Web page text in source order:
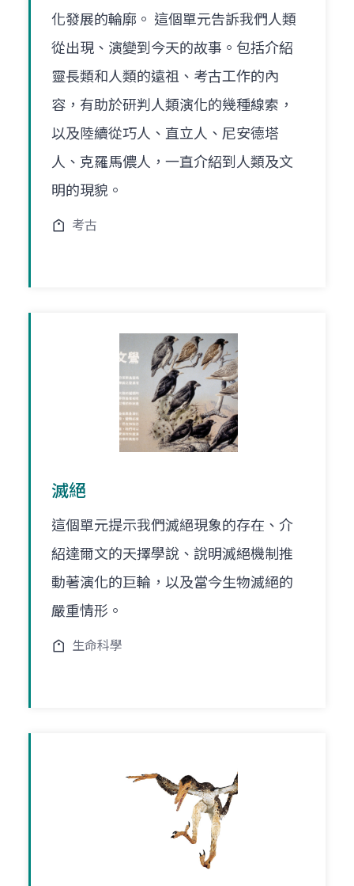
化發展的輪廓。 這個單元告訴我們人類
從出現、演變到今天的故事。包括介紹
靈長類和人類的遠祖、考古工作的內
容，有助於研判人類演化的幾種線索，
以及陸續從巧人、直立人、尼安德塔
人、克羅馬儂人，一直介紹到人類及文
明的現貌。
考古
滅絕
這個單元提示我們滅絕現象的存在、介
紹達爾文的天擇學說、說明滅絕機制推
動著演化的巨輪，以及當今生物滅絕的
嚴重情形。
生命科學